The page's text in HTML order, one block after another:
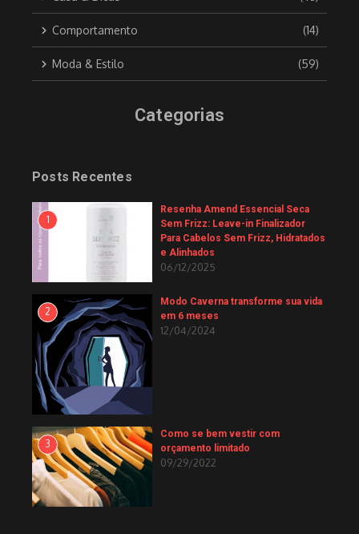
Comportamento (14)
Moda & Estilo (59)
Categorias
Posts Recentes
1
Resenha Amend Essencial Seca
Sem Frizz: Leave-in Finalizador
Para Cabelos Sem Frizz, Hidratados
e Alinhados
06/12/2025
2
Modo Caverna transforme sua vida
em 6 meses
12/04/2024
3
Como se bem vestir com
orçamento limitado
09/29/2022